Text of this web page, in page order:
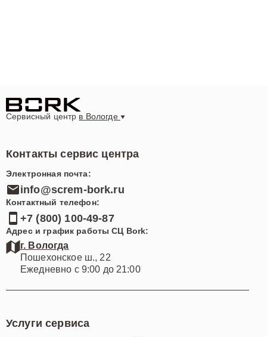
Сервисный центр в Вологде
Контакты сервис центра
Электронная почта:
info@screm-bork.ru
Контактный телефон:
+7 (800) 100-49-87
Адрес и график работы СЦ Bork:
г. Вологда
Пошехонское ш., 22
Ежедневно с 9:00 до 21:00
Услуги сервиса